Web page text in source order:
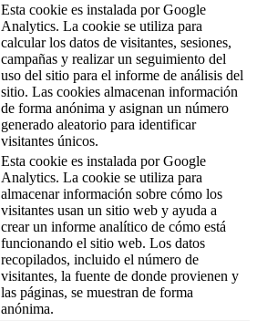
Esta cookie es instalada por Google
Analytics. La cookie se utiliza para
calcular los datos de visitantes, sesiones,
campañas y realizar un seguimiento del
uso del sitio para el informe de análisis del
sitio. Las cookies almacenan información
de forma anónima y asignan un número
generado aleatorio para identificar
visitantes únicos.
Esta cookie es instalada por Google
Analytics. La cookie se utiliza para
almacenar información sobre cómo los
visitantes usan un sitio web y ayuda a
crear un informe analítico de cómo está
funcionando el sitio web. Los datos
recopilados, incluido el número de
visitantes, la fuente de donde provienen y
las páginas, se muestran de forma
anónima.